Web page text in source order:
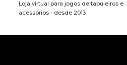
Loja virtual para jogos de tabuleiros e
acessórios - desde 2013